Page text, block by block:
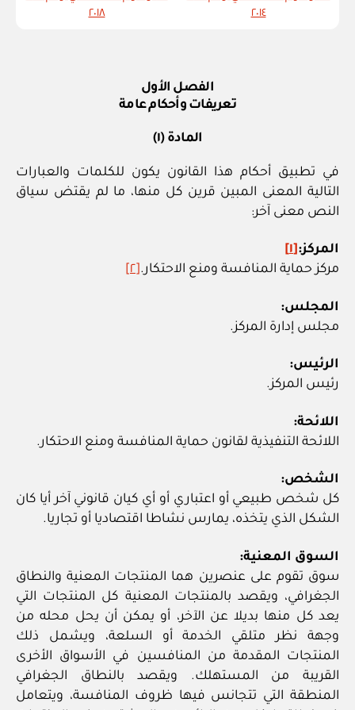
٢٠١٤
٢٠١٨
الفصل الأول
تعريفات وأحكام عامة
المادة (١)
في تطبيق أحكام هذا القانون يكون للكلمات والعبارات
التالية المعنى المبين قرين كل منها، ما لم يقتض سياق
النص معنى آخر:
المركز: [١]
مركز حماية المنافسة ومنع الاحتكار.[٢]
المجلس:
مجلس إدارة المركز.
الرئيس:
رئيس المركز.
اللائحة:
اللائحة التنفيذية لقانون حماية المنافسة ومنع الاحتكار.
الشخص:
كل شخص طبيعي أو اعتباري أو أي كيان قانوني آخر أيا كان
الشكل الذي يتخذه، يمارس نشاطا اقتصاديا أو تجاريا.
السوق المعنية:
سوق تقوم على عنصرين هما المنتجات المعنية والنطاق
الجغرافي، ويقصد بالمنتجات المعنية كل المنتجات التي
يعد كل منها بديلا عن الآخر، أو يمكن أن يحل محله من
وجهة نظر متلقي الخدمة أو السلعة، ويشمل ذلك
المنتجات المقدمة من المنافسين في الأسواق الأخرى
القريبة من المستهلك. ويقصد بالنطاق الجغرافي
المنطقة التي تتجانس فيها ظروف المنافسة، ويتعامل